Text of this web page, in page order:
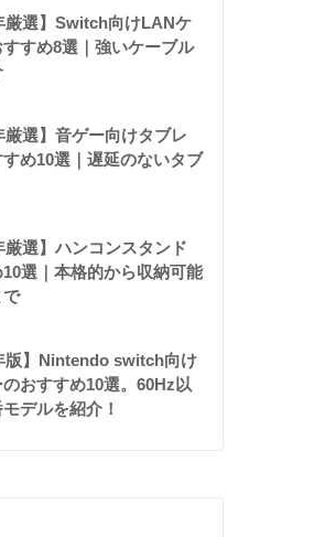
厳選】Switch向けLANケ
すめ8選｜強いケーブル
厳選】音ゲー向けタブレ
すめ10選｜遅延のないタブ
厳選】ハンコンスタンド
選｜本格的から収納可能
で
版】Nintendo switch向け
おすすめ10選。60Hz以
モデルを紹介！